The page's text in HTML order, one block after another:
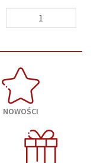
NOWOŚCI